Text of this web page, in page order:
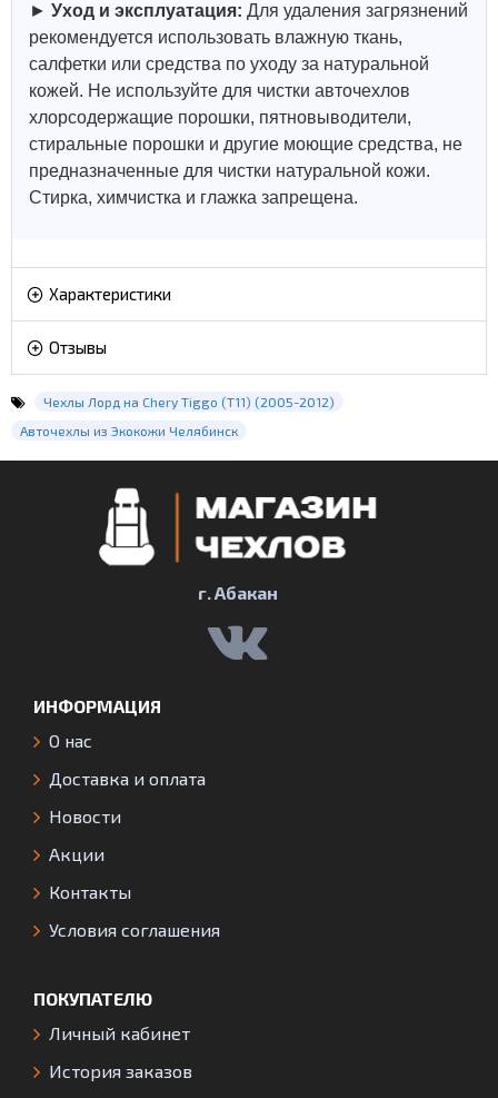
► Уход и эксплуатация: Для удаления загрязнений
рекомендуется использовать влажную ткань,
салфетки или средства по уходу за натуральной
кожей. Не используйте для чистки авточехлов
хлорсодержащие порошки, пятновыводители,
стиральные порошки и другие моющие средства, не
предназначенные для чистки натуральной кожи.
Стирка, химчистка и глажка запрещена.
Характеристики
Отзывы
Чехлы Лорд на Chery Tiggo (Т11) (2005-2012)
Авточехлы из Экокожи Челябинск
г. Абакан
ИНФОРМАЦИЯ
О нас
Доставка и оплата
Новости
Акции
Контакты
Условия соглашения
ПОКУПАТЕЛЮ
Личный кабинет
История заказов